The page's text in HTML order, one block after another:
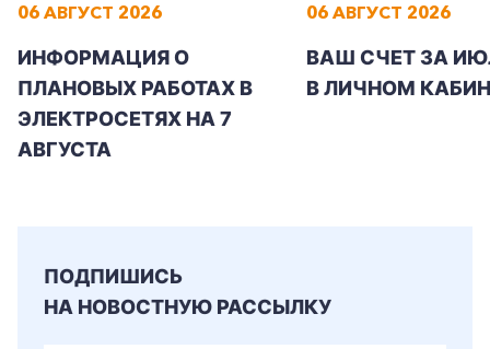
06 АВГУСТ 2026
ИНФОРМАЦИЯ О
ПЛАНОВЫХ РАБОТАХ В
ЭЛЕКТРОСЕТЯХ НА 7
АВГУСТА
06 АВГУСТ 2026
ВАШ СЧЕТ ЗА
В ЛИЧНОМ
ПОДПИШИСЬ
НА НОВОСТНУЮ РАССЫЛКУ